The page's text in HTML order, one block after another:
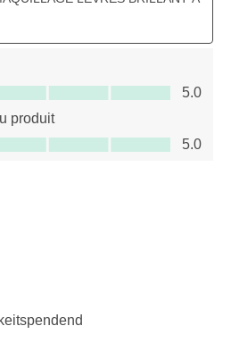
5
5.0
produit
produit, 5.0 sur 5
5.0